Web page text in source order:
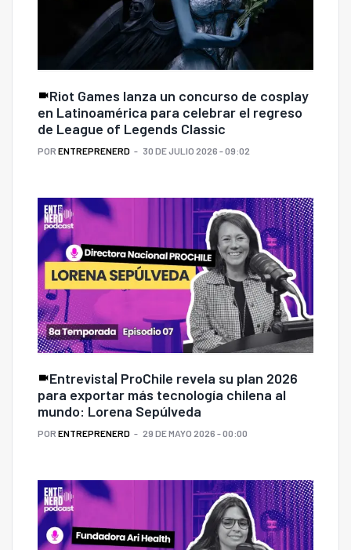
Riot Games lanza un concurso de cosplay
en Latinoamérica para celebrar el regreso
de League of Legends Classic
POR ENTREPRENERD 30 DE JULIO 2026 - 09:02
Entrevista| ProChile revela su plan 2026
para exportar más tecnología chilena al
mundo: Lorena Sepúlveda
POR ENTREPRENERD 29 DE MAYO 2026 - 00:00